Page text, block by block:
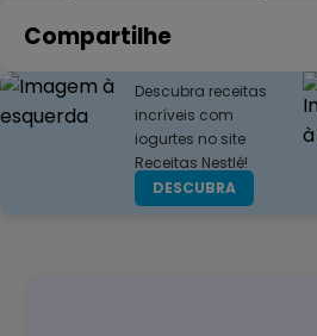
Compartilhe
Descubra receitas
incríveis com
iogurtes no site
Receitas Nestlé!
DESCUBRA